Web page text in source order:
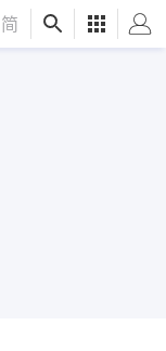
简